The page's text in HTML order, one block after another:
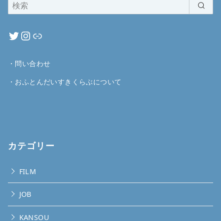
・ 問い合わせ
・ おふとんだいすきくらぶについて
カテゴリー
FILM
JOB
KANSOU